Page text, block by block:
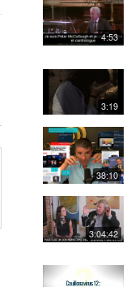
4:53
3:19
38:10
3:04:42